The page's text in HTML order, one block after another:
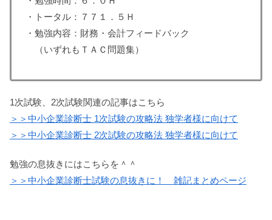
・トータル：７７１．５Ｈ
・勉強内容：財務・会計フィードバック
（いずれもＴＡＣ問題集）
1次試験、2次試験関連の記事はこちら
＞＞中小企業診断士 1次試験の攻略法 独学者様に向けて
＞＞中小企業診断士 2次試験の攻略法 独学者様に向けて
勉強の息抜きにはこちらを＾＾
＞＞中小企業診断士試験の息抜きに！ 雑記まとめページ